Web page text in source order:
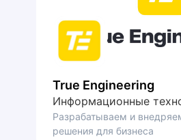
True Engineering
Информационные
Разрабатываем и
решения для бизнеса